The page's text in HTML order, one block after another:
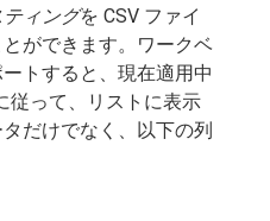
ィングを CSV ファイ
ができます。ワークベ
トすると、現在適用中
従って、リストに表示
だけでなく、以下の列